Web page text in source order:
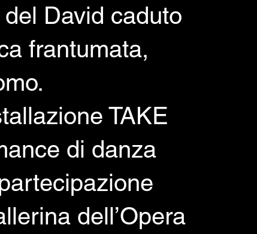
David caduto
frantumata,
TAKE
di danza
dell’Opera